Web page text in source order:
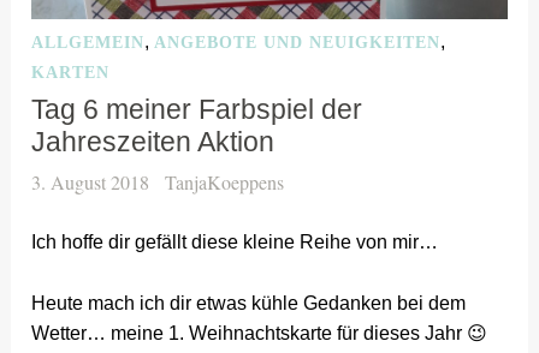
ALLGEMEIN, ANGEBOTE UND NEUIGKEITEN,
KARTEN
Tag 6 meiner Farbspiel der
Jahreszeiten Aktion
3. August 2018 TanjaKoeppens
Ich hoffe dir gefällt diese kleine Reihe von mir…
Heute mach ich dir etwas kühle Gedanken bei dem
Wetter… meine 1. Weihnachtskarte für dieses Jahr 😉